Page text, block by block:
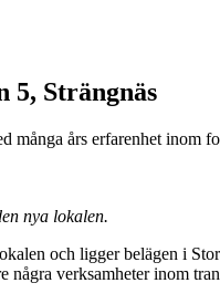
5, Strängnäs
års erfarenhet inom
nya lokalen.
och ligger belägen i
verksamheter inom